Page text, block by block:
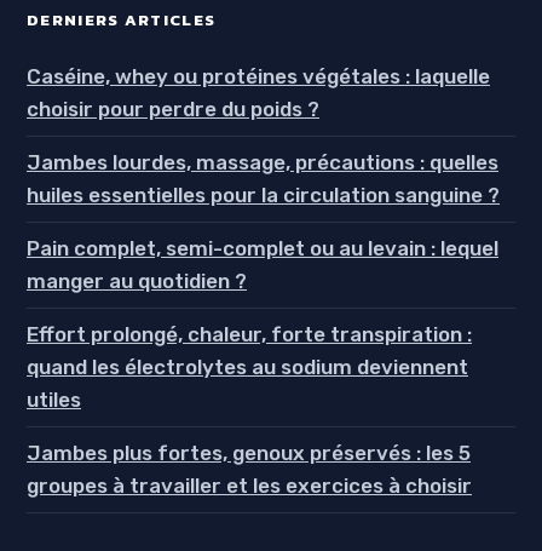
DERNIERS ARTICLES
Caséine, whey ou protéines végétales : laquelle
choisir pour perdre du poids ?
Jambes lourdes, massage, précautions : quelles
huiles essentielles pour la circulation sanguine ?
Pain complet, semi-complet ou au levain : lequel
manger au quotidien ?
Effort prolongé, chaleur, forte transpiration :
quand les électrolytes au sodium deviennent
utiles
Jambes plus fortes, genoux préservés : les 5
groupes à travailler et les exercices à choisir